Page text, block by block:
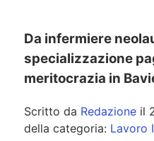
Da infermiere
specializzazione
meritocrazia in
Scritto da Redazione il
della categoria: Lavoro